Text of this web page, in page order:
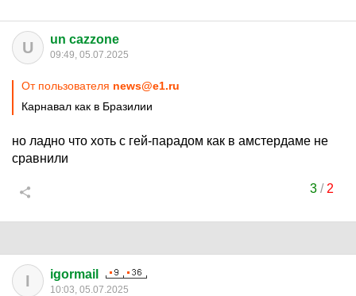
U un cazzone
09:49, 05.07.2025
От пользователя news@e1.ru
Карнавал как в Бразилии
но ладно что хоть с гей-парадом как в амстердаме не
сравнили
3/ 2
I igormail
10:03, 05.07.2025